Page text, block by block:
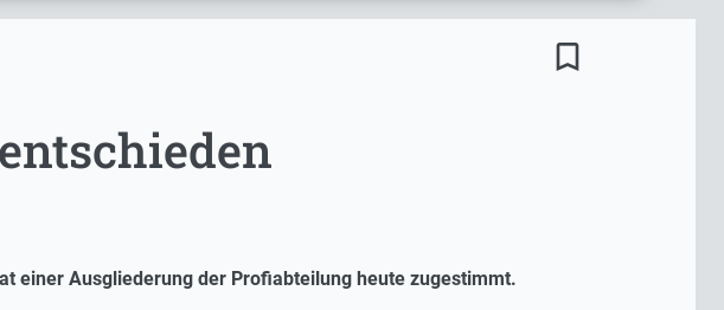
bookmark_border
einer Ausgliederung der Profiabteilung heute zugestimmt.